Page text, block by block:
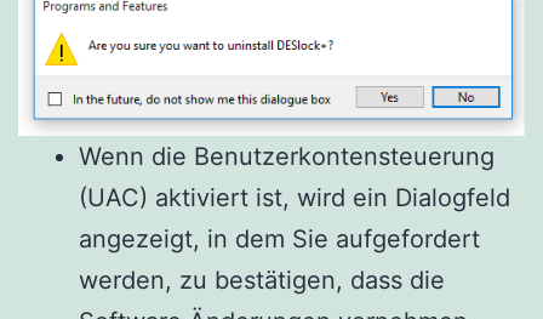
Wenn die Benutzerkontensteuerung
(UAC) aktiviert ist, wird ein Dialogfeld
angezeigt, in dem Sie aufgefordert
werden, zu bestätigen, dass die